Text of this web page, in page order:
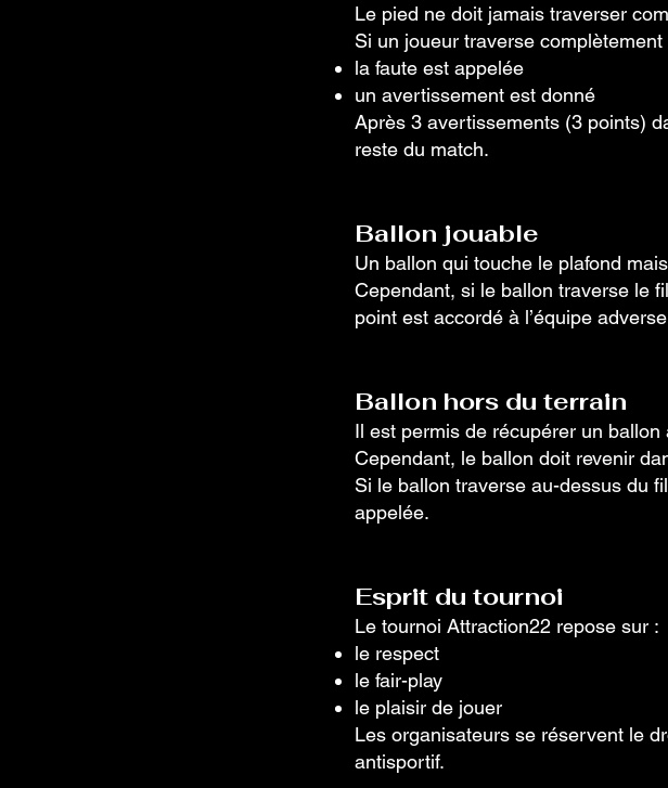
Le pied ne doit jamais traverser
Si un joueur traverse complètement
la faute est appelée
un avertissement est donné
Après 3 avertissements (3 points)
reste du match.
Ballon jouable
Un ballon qui touche le plafond
Cependant, si le ballon traverse le
point est accordé à l’équipe
Ballon hors du terrain
Il est permis de récupérer un ballon
Cependant, le ballon doit revenir
Si le ballon traverse au-dessus du
appelée.
Esprit du tournoi
Le tournoi Attraction22 repose sur :
le respect
le fair-play
le plaisir de jouer
Les organisateurs se réservent le
antisportif.